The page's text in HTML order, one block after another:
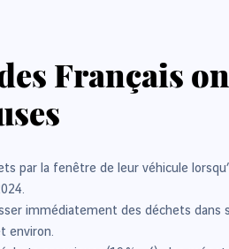
Français
par la fenêtre de leur véhicule
immédiatement des déchets
environ.